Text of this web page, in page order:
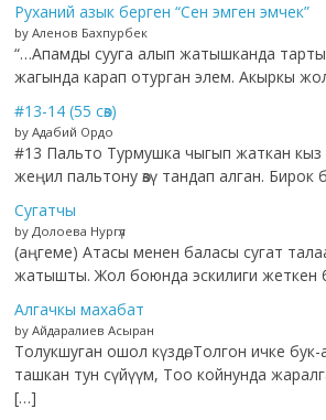
Руханий азык берген “Сен эмген эмчек”
by Аленов Бахпурбек
“…Апамды сууга алып жатышканда
жагында карап отурган элем. Акыркы
#13-14 (55 сөз)
by Адабий Ордо
#13 Пальто Турмушка чыгып жаткан кыз
жеңил пальтону өзү тандап алган. Бирок
Сугатчы
by Долоева Нургүл
(аңгеме) Атасы менен баласы сугат
жатышты. Жол боюнда эскилиги жеткен
Алгачкы махабат
by Айдаралиев Асыран
Толукшуган ошол күздө, Толгон ичке
ташкан тун сүйүүм, Тоо койнунда
[…]